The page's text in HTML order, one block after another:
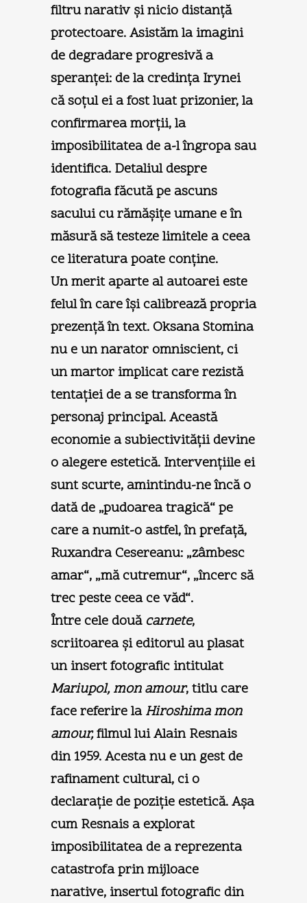
filtru narativ şi nicio distanţă
protectoare. Asistăm la imagini
de degradare progresivă a
speranţei: de la credinţa Irynei
că soţul ei a fost luat prizonier, la
confirmarea morţii, la
imposibilitatea de a-l îngropa sau
identifica. Detaliul despre
fotografia făcută pe ascuns
sacului cu rămăşiţe umane e în
măsură să testeze limitele a ceea
ce literatura poate conţine.
Un merit aparte al autoarei este
felul în care îşi calibrează propria
prezenţă în text. Oksana Stomina
nu e un narator omniscient, ci
un martor implicat care rezistă
tentaţiei de a se transforma în
personaj principal. Această
economie a subiectivităţii devine
o alegere estetică. Intervenţiile ei
sunt scurte, amintindu-ne încă o
dată de „pudoarea tragică“ pe
care a numit-o astfel, în prefaţă,
Ruxandra Cesereanu: „zâmbesc
amar“, „mă cutremur“, „încerc să
trec peste ceea ce văd“.
Între cele două carnete,
scriitoarea şi editorul au plasat
un insert fotografic intitulat
Mariupol, mon amour, titlu care
face referire laHiroshima mon
amour,filmul lui Alain Resnais
din 1959. Acesta nu e un gest de
rafinament cultural, ci o
declaraţie de poziţie estetică. Aşa
cum Resnais a explorat
imposibilitatea de a reprezenta
catastrofa prin mijloace
narative, insertul fotografic din